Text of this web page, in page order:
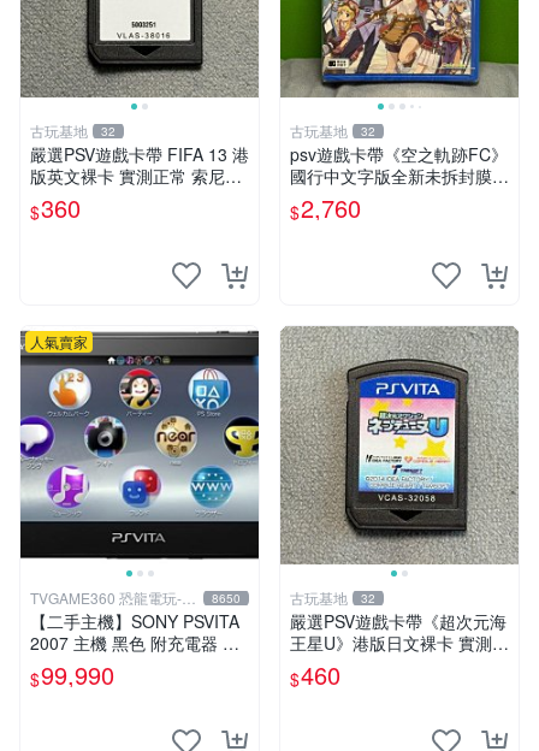
古玩基地 32
嚴選PSV遊戲卡帶 FIFA 13 港
版英文裸卡 實測正常 索尼專
用 不支持其他機器 買二送優
惠 FIFA 13 psv 港版 卡帶
$360
古玩基地 32
psv遊戲卡帶《空之軌跡FC》
國行中文字版全新未拆封膜有
輕微使用痕跡嚴選推薦適合收
藏 歲月痕跡 二手 psv 游戲卡
$2,760
人氣賣家
TVGAME360 恐龍電玩-台
中店
8650
【二手主機】SONY PSVITA
2007 主機 黑色 附充電器 US
B傳輸線 PS VITA PSV【台中
恐龍電玩】
$99,990
古玩基地 32
嚴選PSV遊戲卡帶《超次元海
王星U》港版日文裸卡 實測暢
玩 索尼專屬 psv psv游戲 psv
游戲卡帶
$460